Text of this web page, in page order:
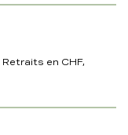
Retraits en CHF,